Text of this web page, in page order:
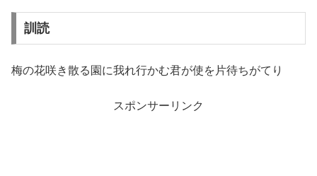
訓読
梅の花咲き散る園に我れ行かむ君が使を片待ちがてり
スポンサーリンク